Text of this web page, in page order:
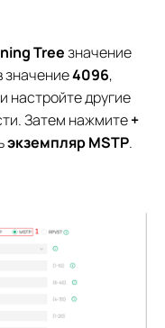
Treeзначение
значение4096,
и настройте другие
Затем нажмите+
экземпляр MSTP.